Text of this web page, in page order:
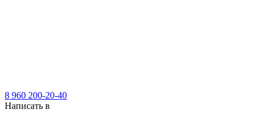
8 960 200-20-40
Написать в